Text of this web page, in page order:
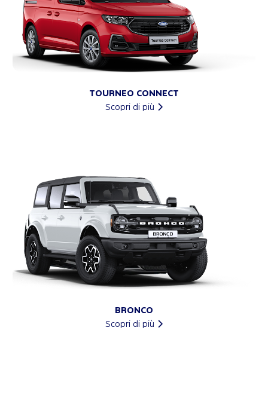
TOURNEO CONNECT
Scopri di più
BRONCO
Scopri di più